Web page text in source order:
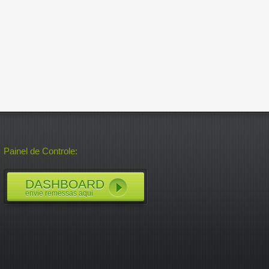
Painel de Controle:
DASHBOARD
envie remessas aqui